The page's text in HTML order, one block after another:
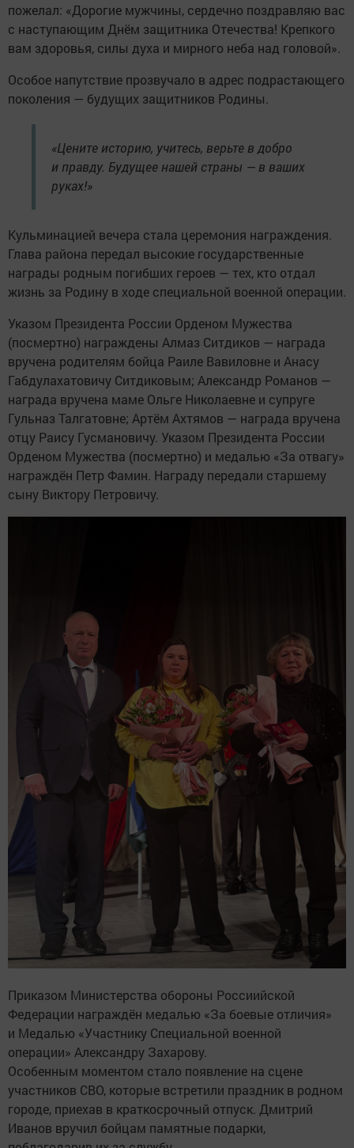
пожелал: «Дорогие мужчины, сердечно поздравляю вас
с наступающим Днём защитника Отечества! Крепкого
вам здоровья, силы духа и мирного неба над головой».
Особое напутствие прозвучало в адрес подрастающего
поколения — будущих защитников Родины.
«Цените историю, учитесь, верьте в добро
и правду. Будущее нашей страны — в ваших
руках!»
Кульминацией вечера стала церемония награждения.
Глава района передал высокие государственные
награды родным погибших героев — тех, кто отдал
жизнь за Родину в ходе специальной военной операции.
Указом Президента России Орденом Мужества
(посмертно) награждены Алмаз Ситдиков — награда
вручена родителям бойца Раиле Вавиловне и Анасу
Габдулахатовичу Ситдиковым; Александр Романов —
награда вручена маме Ольге Николаевне и супруге
Гульназ Талгатовне; Артём Ахтямов — награда вручена
отцу Раису Гусмановичу. Указом Президента России
Орденом Мужества (посмертно) и медалью «За отвагу»
награждён Петр Фамин. Награду передали старшему
сыну Виктору Петровичу.
Приказом Министерства обороны Россиийской
Федерации награждён медалью «За боевые отличия»
и Медалью «Участнику Специальной военной
операции» Александру Захарову.
Особенным моментом стало появление на сцене
участников СВО, которые встретили праздник в родном
городе, приехав в краткосрочный отпуск. Дмитрий
Иванов вручил бойцам памятные подарки,